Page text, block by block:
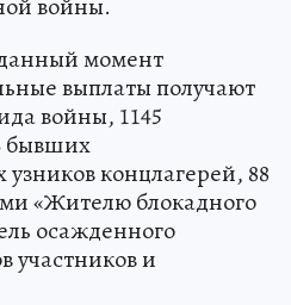
момент
выплаты получают
войны, 1145
бывших
концлагерей, 88
«Жителю блокадного
осажденного
участников и